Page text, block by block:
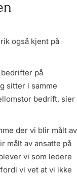
også kjent på
på
sitter i samme
bedrift, sier
der vi blir målt av
målt av ansatte på
vi som ledere
vi vet at vi ikke